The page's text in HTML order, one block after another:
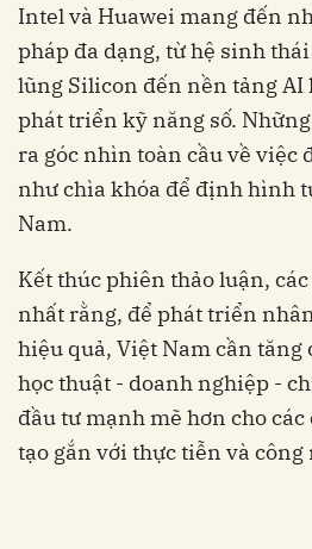
Intel và Huawei mang đến
pháp đa dạng, từ hệ sinh
lũng Silicon đến nền tảng AI
phát triển kỹ năng số.
ra góc nhìn toàn cầu về việc
như chìa khóa để định hình
Nam.
Kết thúc phiên thảo luận,
nhất rằng, để phát triển
hiệu quả, Việt Nam cần tăng
học thuật - doanh nghiệp -
đầu tư mạnh mẽ hơn cho
tạo gắn với thực tiễn và